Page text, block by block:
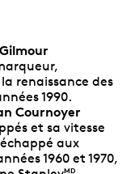
renaissance des
1990.
Cournoyer
et sa vitesse
aux
1960 et 1970,
MD